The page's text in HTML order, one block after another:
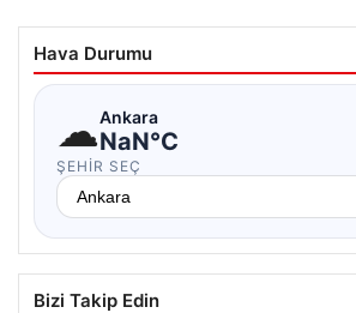
Hava Durumu
☁Ankara
NaN°C
ŞEHIR SEÇ
Bizi Takip Edin